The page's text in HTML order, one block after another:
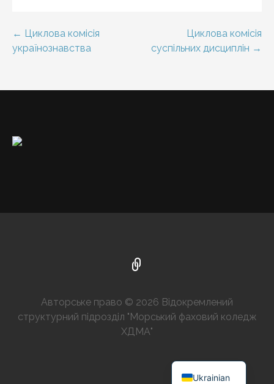
Навігація
← Циклова комісія
українознавства
Циклова комісія
суспільних дисциплін →
Авторське право © 2026 Відокремлений
структурний підрозділ "Морський фаховий коледж
ХДМА"
Ukrainian